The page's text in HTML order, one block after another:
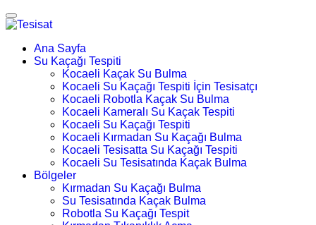
Ana Sayfa
Su Kaçağı Tespiti
Kocaeli Kaçak Su Bulma
Kocaeli Su Kaçağı Tespiti İçin Tesisatçı
Kocaeli Robotla Kaçak Su Bulma
Kocaeli Kameralı Su Kaçak Tespiti
Kocaeli Su Kaçağı Tespiti
Kocaeli Kırmadan Su Kaçağı Bulma
Kocaeli Tesisatta Su Kaçağı Tespiti
Kocaeli Su Tesisatında Kaçak Bulma
Bölgeler
Kırmadan Su Kaçağı Bulma
Su Tesisatında Kaçak Bulma
Robotla Su Kaçağı Tespit